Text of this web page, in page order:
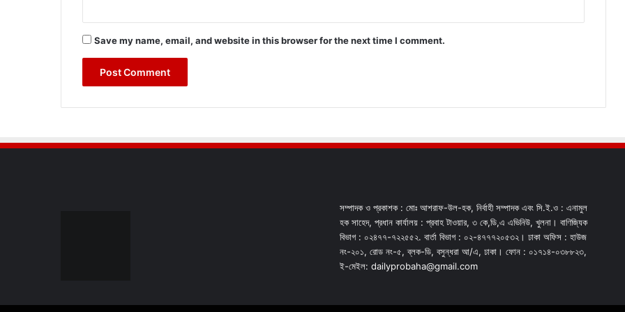
Save my name, email, and website in this browser for the next time I comment.
সম্পাদক ও প্রকাশক : মোঃ আশরাফ-উল-হক, নির্বাহী সম্পাদক এবং সি.ই.ও : এনামুল
হক সাহেদ, প্রধান কার্যালয় : প্রবাহ টাওয়ার, ৩ কে,ডি,এ এভিনিউ, খুলনা। বাণিজ্যিক
বিভাগ : ০২৪৭৭-৭২২৫৫২. বার্তা বিভাগ : ০২-৪৭৭৭২০৫৩২। ঢাকা অফিস : হাউজ
নং-২০১, রোড নং-৫, ব্লক-ডি, বসুন্ধরা আ/এ, ঢাকা। ফোন : ০১৭১৪-০৩৮৮২৩,
ই-মেইল: dailyprobaha@gmail.com